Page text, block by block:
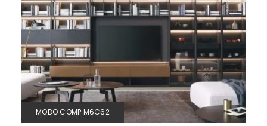
MODO COMP M6C62